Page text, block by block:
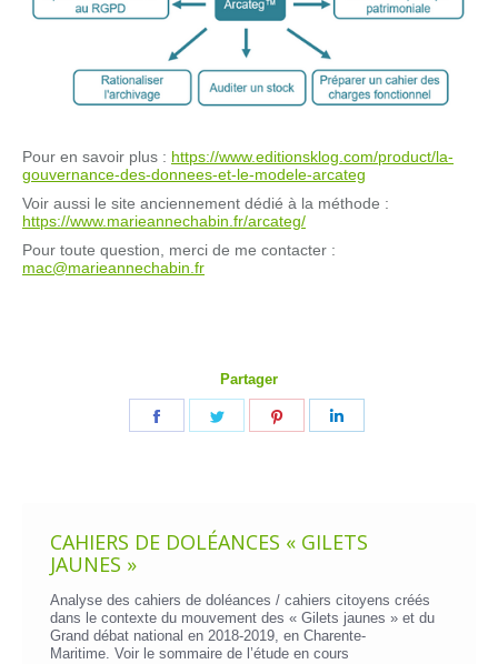
Pour en savoir plus : https://www.editionsklog.com/product/la-
gouvernance-des-donnees-et-le-modele-arcateg
Voir aussi le site anciennement dédié à la méthode :
https://www.marieannechabin.fr/arcateg/
Pour toute question, merci de me contacter :
mac@marieannechabin.fr
Partager
Partager Partager Partager
CAHIERS DE DOLÉANCES « GILETS
JAUNES »
Analyse des cahiers de doléances / cahiers citoyens créés
dans le contexte du mouvement des « Gilets jaunes » et du
Grand débat national en 2018-2019, en Charente-
Maritime. Voir le sommaire de l’étude en cours